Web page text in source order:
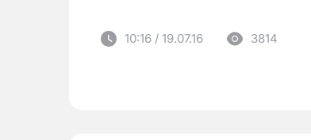
10:16 / 19.07.16 3814